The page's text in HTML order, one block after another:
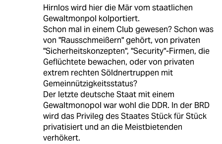
Hirnlos wird hier die Mär vom staatlichen
Gewaltmonpol kolportiert.
Schon mal in einem Club gewesen? Schon was
von "Rausschmeißern" gehört, von privaten
"Sicherheitskonzepten", "Security"-Firmen, die
Geflüchtete bewachen, oder von privaten
extrem rechten Söldnertruppen mit
Gemeinnützigkeitsstatus?
Der letzte deutsche Staat mit einem
Gewaltmonopol war wohl die DDR. In der BRD
wird das Privileg des Staates Stück für Stück
privatisiert und an die Meistbietenden
verhökert.